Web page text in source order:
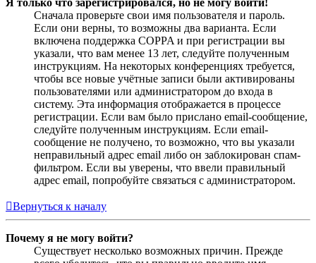
Сначала проверьте свои имя пользователя и пароль.
Если они верны, то возможны два варианта. Если
включена поддержка COPPA и при регистрации вы
указали, что вам менее 13 лет, следуйте полученным
инструкциям. На некоторых конференциях требуется,
чтобы все новые учётные записи были активированы
пользователями или администратором до входа в
систему. Эта информация отображается в процессе
регистрации. Если вам было прислано email-сообщение,
следуйте полученным инструкциям. Если email-
сообщение не получено, то возможно, что вы указали
неправильный адрес email либо он заблокирован спам-
фильтром. Если вы уверены, что ввели правильный
адрес email, попробуйте связаться с администратором.
Вернуться к началу
Почему я не могу войти?
Существует несколько возможных причин. Прежде